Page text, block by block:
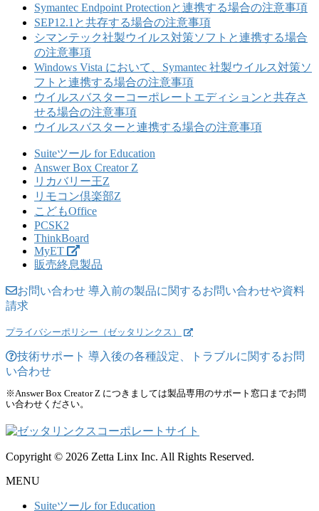
Symantec Endpoint Protectionと連携する場合の注意事項
SEP12.1と共存する場合の注意事項
シマンテック社製ウイルス対策ソフトと連携する場合
の注意事項
Windows Vista において、Symantec 社製ウイルス対策ソ
フトと連携する場合の注意事項
ウイルスバスターコーポレートエディションと共存さ
せる場合の注意事項
ウイルスバスターと連携する場合の注意事項
Suiteツール for Education
Answer Box Creator Z
リカバリー王Z
リモコン倶楽部Z
こどもOffice
PCSK2
ThinkBoard
MyET
販売終息製品
お問い合わせ 導入前の製品に関するお問い合わせや資料
請求
プライバシーポリシー（ゼッタリンクス）
技術サポート 導入後の各種設定、トラブルに関するお問
い合わせ
※Answer Box Creator Z につきましては製品専用のサポート窓口までお問
い合わせください。
Copyright © 2026 Zetta Linx Inc. All Rights Reserved.
MENU
Suiteツール for Education